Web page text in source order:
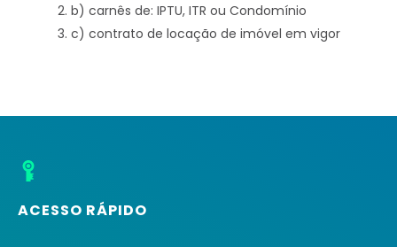
b) carnês de: IPTU, ITR ou Condomínio
c) contrato de locação de imóvel em vigor
ACESSO RÁPIDO